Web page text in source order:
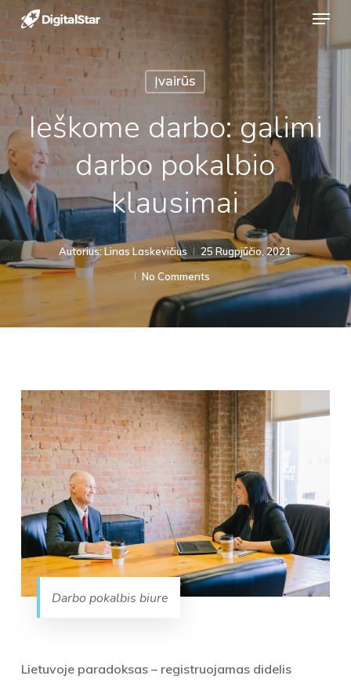
Skip
to
main
content
Menu
Įvairūs
Ieškome darbo: galimi
darbo pokalbio
klausimai
Autorius: Linas Laskevičius
25 Rugpjūčio, 2021
No Comments
Darbo pokalbis biure
Lietuvoje paradoksas – registruojamas didelis
Close